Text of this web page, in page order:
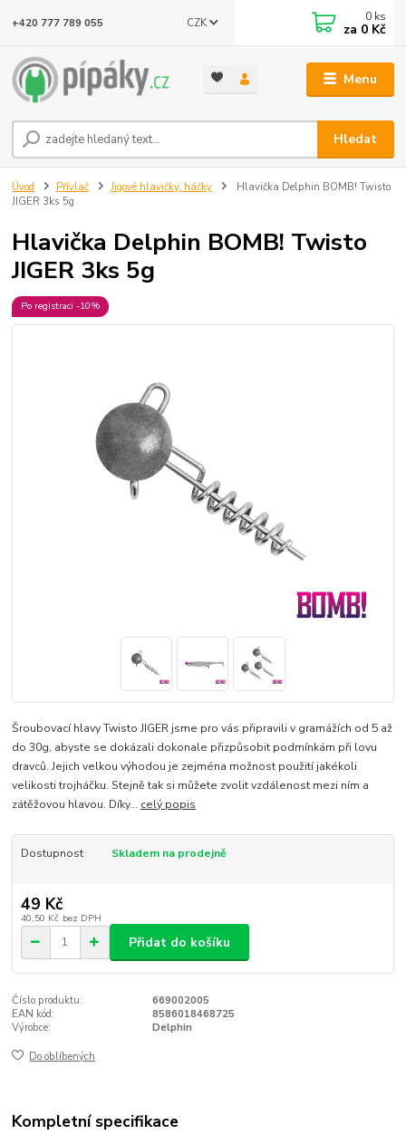
Menu
CZK
Hledat
+420 777 789 055 0 ks
za 0 Kč
Úvod Přívlač Jigové hlavičky, háčky
Hlavička Delphin BOMB! Twisto
JIGER 3ks 5g
Hlavička Delphin BOMB! Twisto
JIGER 3ks 5g
Po registraci -10%
Šroubovací hlavy Twisto JIGER jsme pro vás připravili v gramážích od 5 až
do 30g, abyste se dokázali dokonale přizpůsobit podmínkám při lovu
dravců. Jejich velkou výhodou je zejména možnost použití jakékoli
velikosti trojháčku. Stejně tak si můžete zvolit vzdálenost mezi ním a
zátěžovou hlavou. Díky... celý popis
Dostupnost Skladem na prodejně
49 Kč
40,50 Kč bez DPH
Přidat do košíku
Číslo produktu:
669002005
EAN kód:
8586018468725
Výrobce:
Delphin
Do oblíbených
Kompletní specifikace